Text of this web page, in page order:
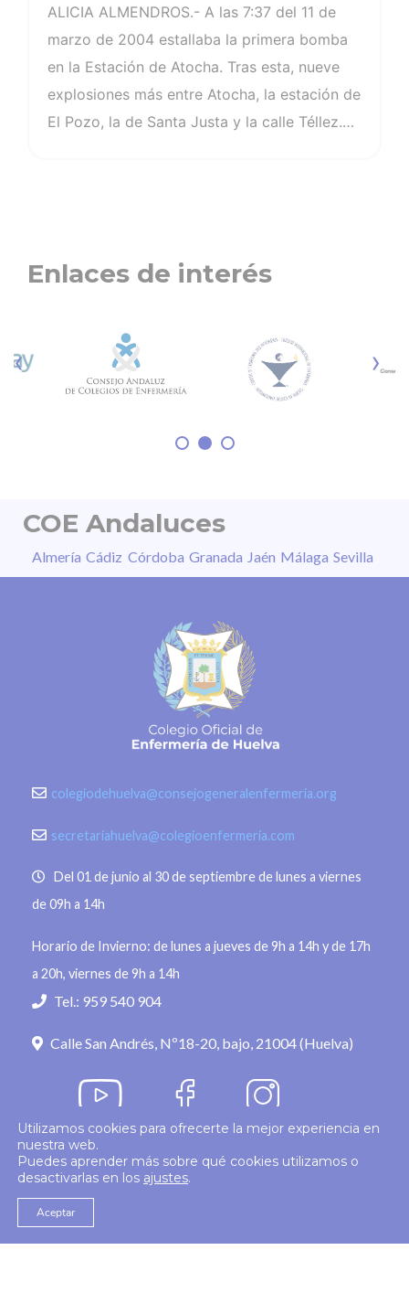
ALICIA ALMENDROS.- A las 7:37 del 11 de
marzo de 2004 estallaba la primera bomba
en la Estación de Atocha. Tras esta, nueve
explosiones más entre Atocha, la estación de
El Pozo, la de Santa Justa y la calle Téllez.
Madrid que cumplen ahora 20 años. La labor
incansable de las enfermeras ese día fue
Gema Rodríguez trabajaba como enfermera
en el Summa112 en 2004,…
Enlaces de interés
‹ ›
COE Andaluces
Almería Cádiz Córdoba Granada Jaén Málaga Sevilla
colegiodehuelva@consejogeneralenfermeria.org
secretariahuelva@colegioenfermeria.com
Del 01 de junio al 30 de septiembre de lunes a viernes
de 09h a 14h
Horario de Invierno: de lunes a jueves de 9h a 14h y de 17h
a 20h, viernes de 9h a 14h
Tel.: 959 540 904
Calle San Andrés, Nº18-20, bajo, 21004 (Huelva)
© 2026 Colegio Enfermería Huelva
Utilizamos cookies para ofrecerte la mejor experiencia en
nuestra web.
Puedes aprender más sobre qué cookies utilizamos o
desactivarlas en los ajustes.
Aceptar